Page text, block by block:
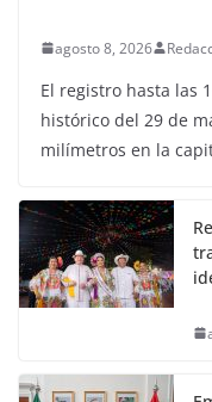
agosto 8, 2026
El registro hasta las
histórico del 29 de
milímetros en la